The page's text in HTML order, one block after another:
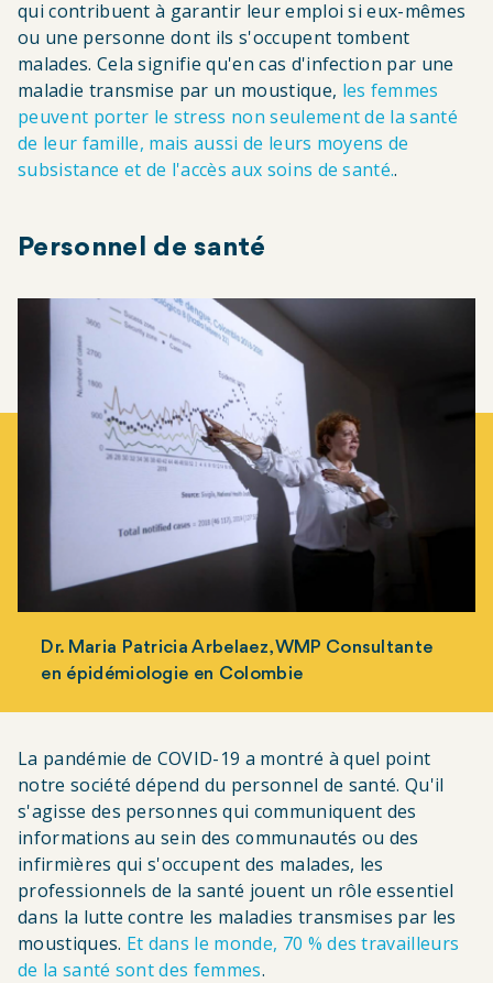
qui contribuent à garantir leur emploi si eux-mêmes
ou une personne dont ils s'occupent tombent
malades. Cela signifie qu'en cas d'infection par une
maladie transmise par un moustique, les femmes
peuvent porter le stress non seulement de la santé
de leur famille, mais aussi de leurs moyens de
subsistance et de l'accès aux soins de santé..
Personnel de santé
Dr. Maria Patricia Arbelaez, WMP Consultante
en épidémiologie en Colombie
La pandémie de COVID-19 a montré à quel point
notre société dépend du personnel de santé. Qu'il
s'agisse des personnes qui communiquent des
informations au sein des communautés ou des
infirmières qui s'occupent des malades, les
professionnels de la santé jouent un rôle essentiel
dans la lutte contre les maladies transmises par les
moustiques. Et dans le monde, 70 % des travailleurs
de la santé sont des femmes.